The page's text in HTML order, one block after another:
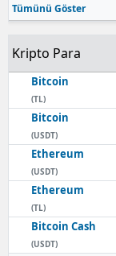
Tümünü Göster
Kripto Para
Bitcoin
(TL)
Bitcoin
(USDT)
Ethereum
(USDT)
Ethereum
(TL)
Bitcoin Cash
(USDT)